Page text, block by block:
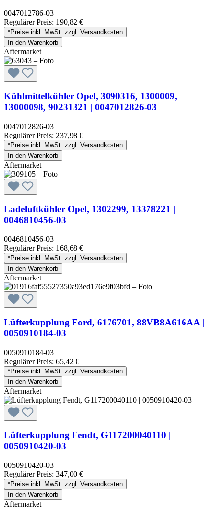
0047012786-03
Regulärer Preis: 190,82 €
*Preise inkl. MwSt. zzgl. Versandkosten
In den Warenkorb
Aftermarket
Kühlmittelkühler Opel, 3090316, 1300009,
13000098, 90231321 | 0047012826-03
0047012826-03
Regulärer Preis: 237,98 €
*Preise inkl. MwSt. zzgl. Versandkosten
In den Warenkorb
Aftermarket
Ladeluftkühler Opel, 1302299, 13378221 |
0046810456-03
0046810456-03
Regulärer Preis: 168,68 €
*Preise inkl. MwSt. zzgl. Versandkosten
In den Warenkorb
Aftermarket
Lüfterkupplung Ford, 6176701, 88VB8A616AA |
0050910184-03
0050910184-03
Regulärer Preis: 65,42 €
*Preise inkl. MwSt. zzgl. Versandkosten
In den Warenkorb
Aftermarket
Lüfterkupplung Fendt, G117200040110 |
0050910420-03
0050910420-03
Regulärer Preis: 347,00 €
*Preise inkl. MwSt. zzgl. Versandkosten
In den Warenkorb
Aftermarket